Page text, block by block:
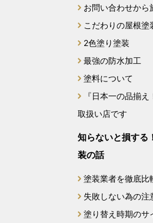
お問い合わせから
こだわりの屋根塗
2色塗り塗装
最強の防水加工
塗料について
『日本一の品揃
取扱い店です
知らないと損する
装の話
塗装業者を徹底比
失敗しない為の注
塗り替え時期のサ